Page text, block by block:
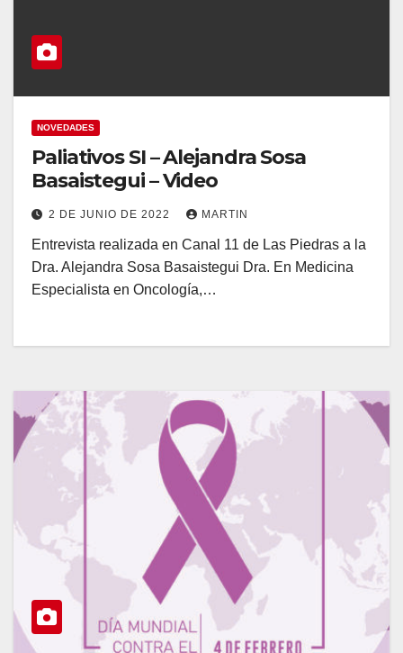
NOVEDADES
Paliativos SI – Alejandra Sosa
Basaistegui – Video
2 DE JUNIO DE 2022 MARTIN
Entrevista realizada en Canal 11 de Las Piedras a la
Dra. Alejandra Sosa Basaistegui Dra. En Medicina
Especialista en Oncología,…